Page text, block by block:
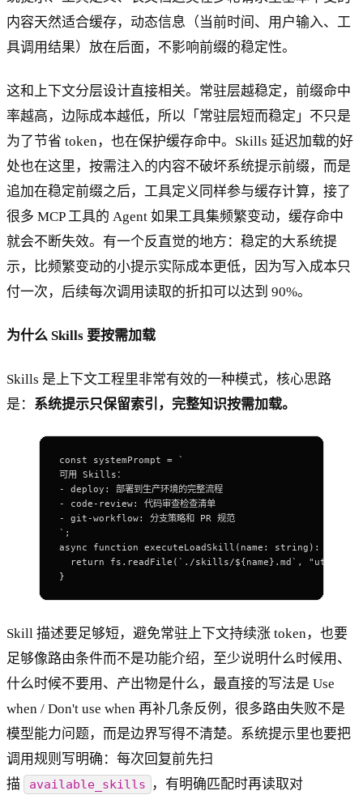
内容天然适合缓存，动态信息（当前时间、用户输入、工
具调用结果）放在后面，不影响前缀的稳定性。
这和上下文分层设计直接相关。常驻层越稳定，前缀命中
率越高，边际成本越低，所以「常驻层短而稳定」不只是
为了节省 token，也在保护缓存命中。Skills 延迟加载的好
处也在这里，按需注入的内容不破坏系统提示前缀，而是
追加在稳定前缀之后，工具定义同样参与缓存计算，接了
很多 MCP 工具的 Agent 如果工具集频繁变动，缓存命中
就会不断失效。有一个反直觉的地方：稳定的大系统提
示，比频繁变动的小提示实际成本更低，因为写入成本只
付一次，后续每次调用读取的折扣可以达到 90%。
为什么 Skills 要按需加载
Skills 是上下文工程里非常有效的一种模式，核心思路
是： 系统提示只保留索引，完整知识按需加载。
const systemPrompt = `
可用 Skills：
- deploy: 部署到生产环境的完整流程
- code-review: 代码审查检查清单
- git-workflow: 分支策略和 PR 规范
` ;
async function executeLoadSkill ( name : string ) :
  return
fs. readFile ( `./skills/${name}.md` , "utf-8"
}
Skill 描述要足够短，避免常驻上下文持续涨 token，也要
足够像路由条件而不是功能介绍，至少说明什么时候用、
什么时候不要用、产出物是什么，最直接的写法是 Use
when / Don't use when 再补几条反例，很多路由失败不是
模型能力问题，而是边界写得不清楚。系统提示里也要把
调用规则写明确：每次回复前先扫
描
available_skills ，有明确匹配时再读取对